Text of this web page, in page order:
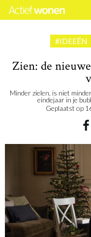
#IDEEËN
Zien: de
Minder zielen, is niet
eindejaar in je
Geplaatst op